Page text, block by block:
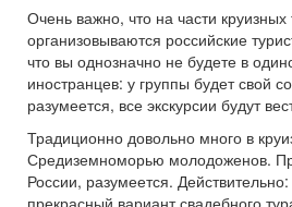
Очень важно, что на части круизных
организовываются российские
что вы однозначно не будете в
иностранцев: у группы будет свой
разумеется, все экскурсии будут
Традиционно довольно много в
Средиземноморью молодоженов.
России, разумеется.
прекрасный вариант свадебного